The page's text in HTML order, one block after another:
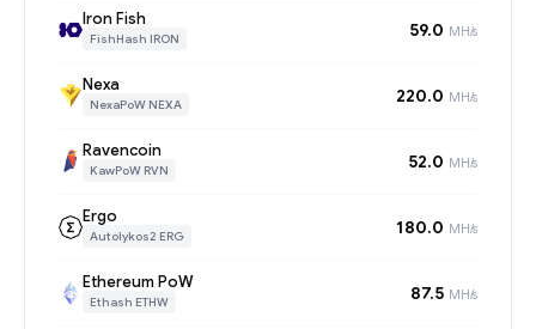
Iron Fish
FishHash IRON 59.0 MH/s
Nexa
NexaPoW NEXA 220.0 MH/s
Ravencoin
KawPoW RVN 52.0 MH/s
Ergo
Autolykos2 ERG 180.0 MH/s
Ethereum PoW
Ethash ETHW 87.5 MH/s